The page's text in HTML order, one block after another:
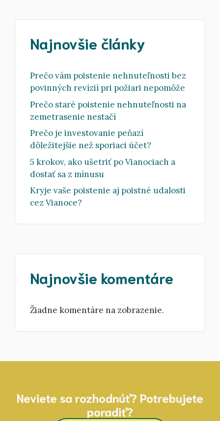
Najnovšie články
Prečo vám poistenie nehnuteľnosti bez
povinných revízií pri požiari nepomôže
Prečo staré poistenie nehnuteľnosti na
zemetrasenie nestačí
Prečo je investovanie peňazí
dôležitejšie než sporiaci účet?
5 krokov, ako ušetriť po Vianociach a
dostať sa z mínusu
Kryje vaše poistenie aj poistné udalosti
cez Vianoce?
Najnovšie komentáre
Žiadne komentáre na zobrazenie.
Neviete sa rozhodnúť? Potrebujete
poradiť?